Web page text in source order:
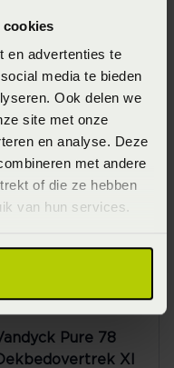
cookies
en advertenties te
media te bieden
Ook delen we
site met onze
en analyse. Deze
met andere
of die ze hebben
van hun services.
Minte
€ 99,95
Pure 78
Xl